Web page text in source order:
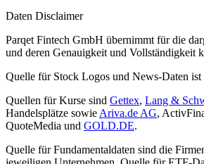
Daten Disclaimer
Parqet Fintech GmbH übernimmt für die
und deren Genauigkeit und Vollständigkeit
Quelle für Stock Logos und News-Daten ist
Quellen für Kurse sind Gettex, Lang &
Handelsplätze sowie Ariva.de AG,
QuoteMedia und GOLD.DE.
Quelle für Fundamentaldaten sind die